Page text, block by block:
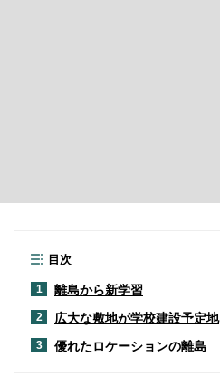
目次
1 離島から新学習
2 広大な敷地が学校建設予定地
3 優れたロケーションの離島